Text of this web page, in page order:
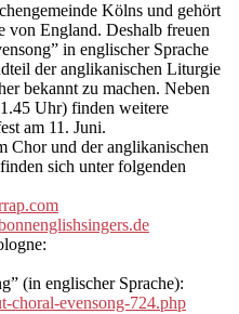
Kölns und gehört
von England. Deshalb freuen
in englischer Sprache
der anglikanischen Liturgie
bekannt zu machen. Neben
Uhr) finden weitere
am 11. Juni.
Chor und der anglikanischen
sich unter folgenden
(in englischer Sprache):
choral-evensong-724.php